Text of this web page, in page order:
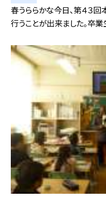
春うららかな今日、第４３
行うことが出来ました。卒業